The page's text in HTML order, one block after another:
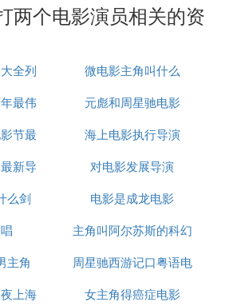
国家4A级旅游景区的称号
桥的诗歌，对联，谜语，
，故事与传说等
、谜语、俗语、谚语、成语、新
变通途。 （毛泽东）
。（《诗经 . 大雅 . 大明》）
碧。
带平湖野寺连。
边平岸草如烟。
渡桥横铁索寒。
两个电影演员相关的资
全列
微电影主角叫什么
最伟
元彪和周星驰电影
节最
海上电影执行导演
新导
对电影发展导演
么剑
电影是成龙电影
主角叫阿尔苏斯的科幻
电影
主角
周星驰西游记口粤语电
影
上海
女主角得癌症电影